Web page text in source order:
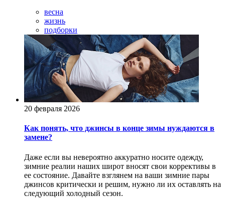
весна
жизнь
подборки
20 февраля 2026
Как понять, что джинсы в конце зимы нуждаются в
замене?
Даже если вы невероятно аккуратно носите одежду,
зимние реалии наших широт вносят свои коррективы в
ее состояние. Давайте взглянем на ваши зимние пары
джинсов критически и решим, нужно ли их оставлять на
следующий холодный сезон.